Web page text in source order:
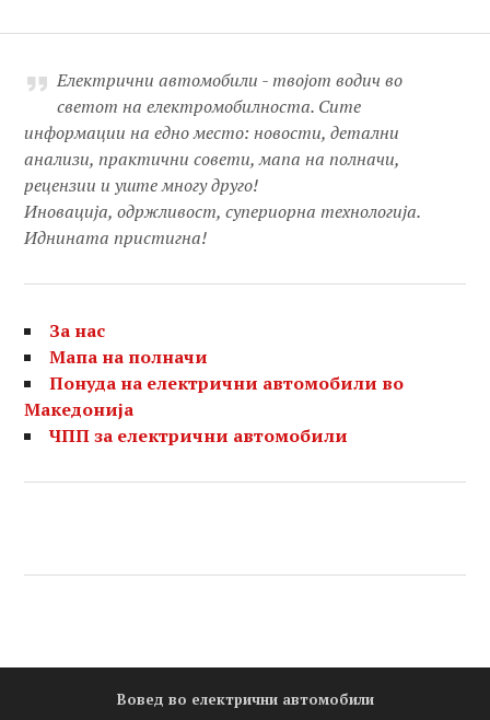
написи
Електрични автомобили - твојот водич во
светот на електромобилноста. Сите
информации на едно место: новости, детални
анализи, практични совети, мапа на полначи,
рецензии и уште многу друго!
Иновација, одржливост, супериорна технологија.
Иднината пристигна!
За нас
Мапа на полначи
Понуда на електрични автомобили во
Македонија
ЧПП за електрични автомобили
Вовед во електрични автомобили